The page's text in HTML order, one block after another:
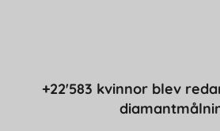
+22'583 kvinnor blev